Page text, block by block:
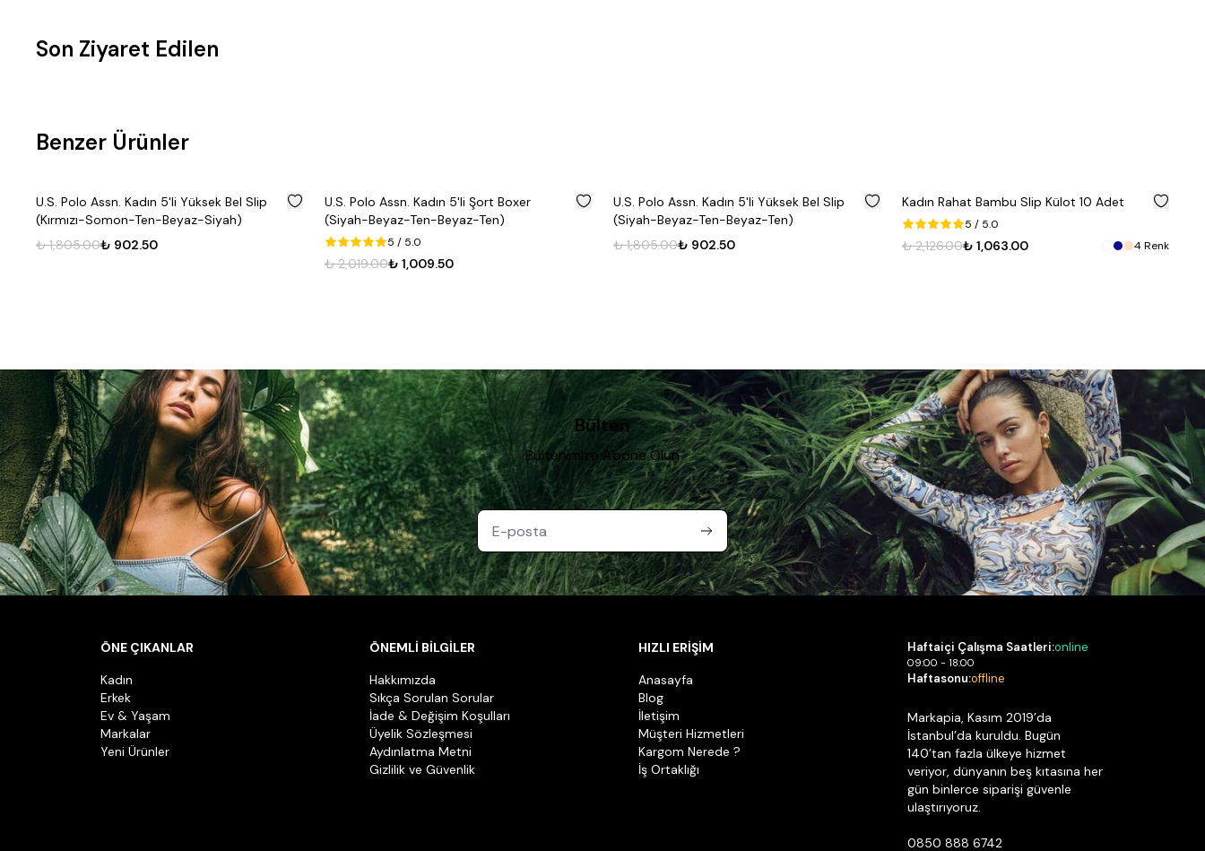
Son Ziyaret Edilen
Benzer Ürünler
50
U.S. Polo Assn. Kadın 5'li Yüksek Bel Slip
(Kırmızı-Somon-Ten-Beyaz-Siyah)
₺ 1,805.00₺ 902.50
50
U.S. Polo Assn. Kadın 5'li Şort Boxer
(Siyah-Beyaz-Ten-Beyaz-Ten)
5 / 5.0
₺ 2,019.00₺ 1,009.50
50
U.S. Polo Assn. Kadın 5'li Yüksek Bel Slip
(Siyah-Beyaz-Ten-Beyaz-Ten)
₺ 1,805.00₺ 902.50
50
Kadın Rahat Bambu Slip Külot 10 Adet
5 / 5.0
₺ 2,126.00₺ 1,063.00 4Renk
Bülten
Bültenimize Abone Olun
ÖNE ÇIKANLAR
Kadın
Erkek
Ev & Yaşam
Markalar
Yeni Ürünler
ÖNEMLİ BİLGİLER
Hakkımızda
Sıkça Sorulan Sorular
İade & Değişim Koşulları
Üyelik Sözleşmesi
Aydınlatma Metni
Gizlilik ve Güvenlik
HIZLI ERİŞİM
Anasayfa
Blog
İletişim
Müşteri Hizmetleri
Kargom Nerede ?
İş Ortaklığı
Haftaiçi Çalışma Saatleri:online
09:00 - 18:00
Haftasonu:offline
Markapia, Kasım 2019’da
İstanbul’da kuruldu. Bugün
140’tan fazla ülkeye hizmet
veriyor, dünyanın beş kıtasına her
gün binlerce siparişi güvenle
ulaştırıyoruz.
0850 888 6742